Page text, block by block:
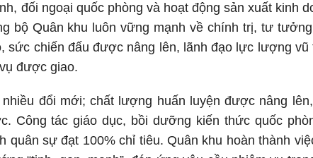
đối ngoại quốc phòng và hoạt động sản xuất kinh
bộ Quân khu luôn vững mạnh về chính trị, tư
sức chiến đấu được nâng lên, lãnh đạo lực lượng vũ
được giao.
đổi mới; chất lượng huấn luyện được nâng
Công tác giáo dục, bồi dưỡng kiến thức quốc
quân sự đạt 100% chỉ tiêu. Quân khu hoàn thành